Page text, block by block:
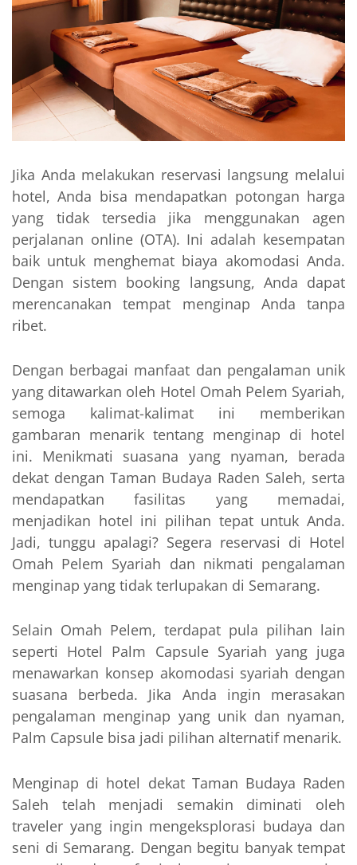
Jika Anda melakukan reservasi langsung melalui
hotel, Anda bisa mendapatkan potongan harga
yang tidak tersedia jika menggunakan agen
perjalanan online (OTA). Ini adalah kesempatan
baik untuk menghemat biaya akomodasi Anda.
Dengan sistem booking langsung, Anda dapat
merencanakan tempat menginap Anda tanpa
ribet.
Dengan berbagai manfaat dan pengalaman unik
yang ditawarkan oleh Hotel Omah Pelem Syariah,
semoga kalimat-kalimat ini memberikan
gambaran menarik tentang menginap di hotel
ini. Menikmati suasana yang nyaman, berada
dekat dengan Taman Budaya Raden Saleh, serta
mendapatkan fasilitas yang memadai,
menjadikan hotel ini pilihan tepat untuk Anda.
Jadi, tunggu apalagi? Segera reservasi di Hotel
Omah Pelem Syariah dan nikmati pengalaman
menginap yang tidak terlupakan di Semarang.
Selain Omah Pelem, terdapat pula pilihan lain
seperti Hotel Palm Capsule Syariah yang juga
menawarkan konsep akomodasi syariah dengan
suasana berbeda. Jika Anda ingin merasakan
pengalaman menginap yang unik dan nyaman,
Palm Capsule bisa jadi pilihan alternatif menarik.
Menginap di hotel dekat Taman Budaya Raden
Saleh telah menjadi semakin diminati oleh
traveler yang ingin mengeksplorasi budaya dan
seni di Semarang. Dengan begitu banyak tempat